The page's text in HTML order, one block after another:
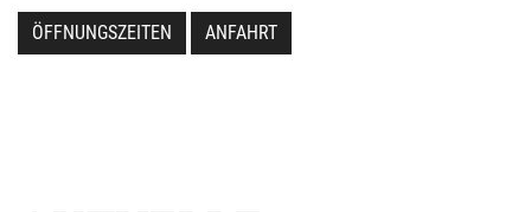
ÖFFNUNGSZEITEN ANFAHRT